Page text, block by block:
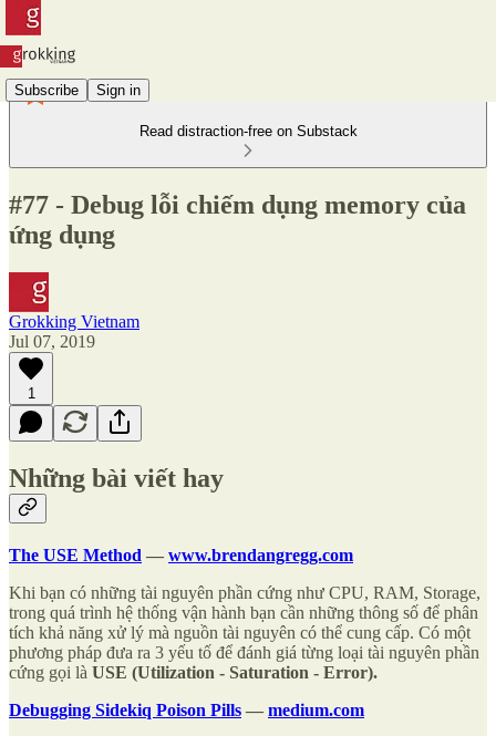
Subscribe Sign in
Read distraction-free on Substack
#77 - Debug lỗi chiếm dụng memory của
ứng dụng
Grokking Vietnam
Jul 07, 2019
1
Những bài viết hay
The USE Method — www.brendangregg.com
Khi bạn có những tài nguyên phần cứng như CPU, RAM, Storage,
trong quá trình hệ thống vận hành bạn cần những thông số để phân
tích khả năng xử lý mà nguồn tài nguyên có thể cung cấp. Có một
phương pháp đưa ra 3 yếu tố để đánh giá từng loại tài nguyên phần
cứng gọi là USE (Utilization - Saturation - Error).
Debugging Sidekiq Poison Pills — medium.com